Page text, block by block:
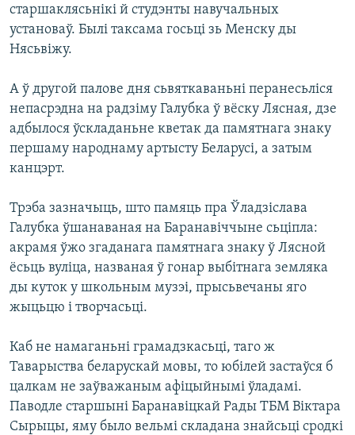
старшаклясьнікі й студэнты навучальных
установаў. Былі таксама госьці зь Менску ды
Нясьвіжу.
А ў другой палове дня сьвяткаваньні перанесьліся
непасрэдна на радзіму Галубка ў вёску Лясная, дзе
адбылося ўскладаньне кветак да памятнага знаку
першаму народнаму артысту Беларусі, а затым
канцэрт.
Трэба зазначыць, што памяць пра Ўладзіслава
Галубка ўшанаваная на Баранавіччыне сьціпла:
акрамя ўжо згаданага памятнага знаку ў Лясной
ёсьць вуліца, названая ў гонар выбітнага земляка
ды куток у школьным музэі, прысьвечаны яго
жыцьцю і творчасьці.
Каб не намаганьні грамадзкасьці, таго ж
Таварыства беларускай мовы, то юбілей застаўся б
цалкам не заўважаным афіцыйнымі ўладамі.
Паводле старшыні Баранавіцкай Рады ТБМ Віктара
Сырыцы, яму было вельмі складана знайсьці сродкі